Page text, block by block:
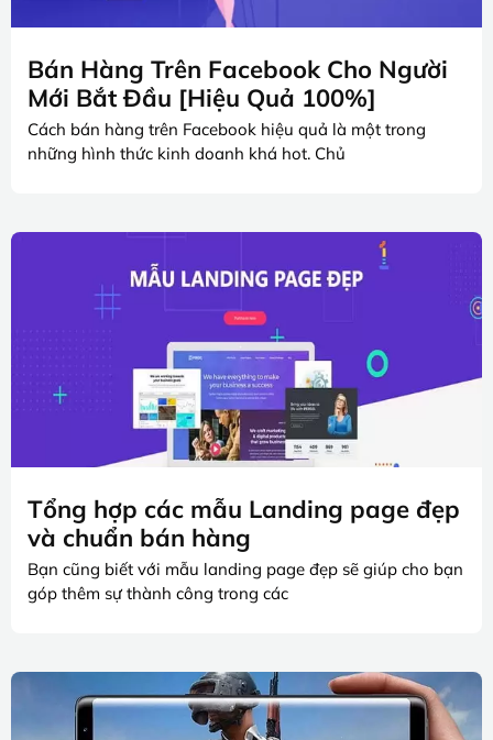
Bán Hàng Trên Facebook Cho Người
Mới Bắt Đầu [Hiệu Quả 100%]
Cách bán hàng trên Facebook hiệu quả là một trong
những hình thức kinh doanh khá hot. Chủ
Tổng hợp các mẫu Landing page đẹp
và chuẩn bán hàng
Bạn cũng biết với mẫu landing page đẹp sẽ giúp cho bạn
góp thêm sự thành công trong các